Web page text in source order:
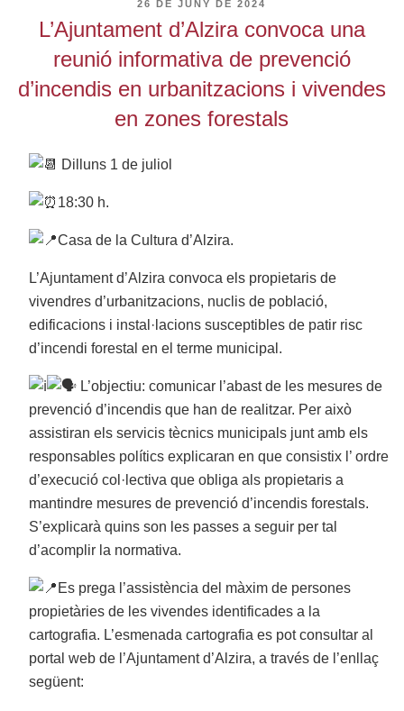
PUBLICAT
26 DE JUNY DE 2024
L’Ajuntament d’Alzira convoca una
reunió informativa de prevenció
d’incendis en urbanitzacions i vivendes
en zones forestals
Dilluns 1 de juliol
18:30 h.
Casa de la Cultura d’Alzira.
L’Ajuntament d’Alzira convoca els propietaris de
vivendres d’urbanitzacions, nuclis de població,
edificacions i instal·lacions susceptibles de patir risc
d’incendi forestal en el terme municipal.
L’objectiu: comunicar l’abast de les mesures de
prevenció d’incendis que han de realitzar. Per això
assistiran els servicis tècnics municipals junt amb els
responsables polítics explicaran en que consistix l’ ordre
d’execució col·lectiva que obliga als propietaris a
mantindre mesures de prevenció d’incendis forestals.
S’explicarà quins son les passes a seguir per tal
d’acomplir la normativa.
Es prega l’assistència del màxim de persones
propietàries de les vivendes identificades a la
cartografia. L’esmenada cartografia es pot consultar al
portal web de l’Ajuntament d’Alzira, a través de l’enllaç
següent: